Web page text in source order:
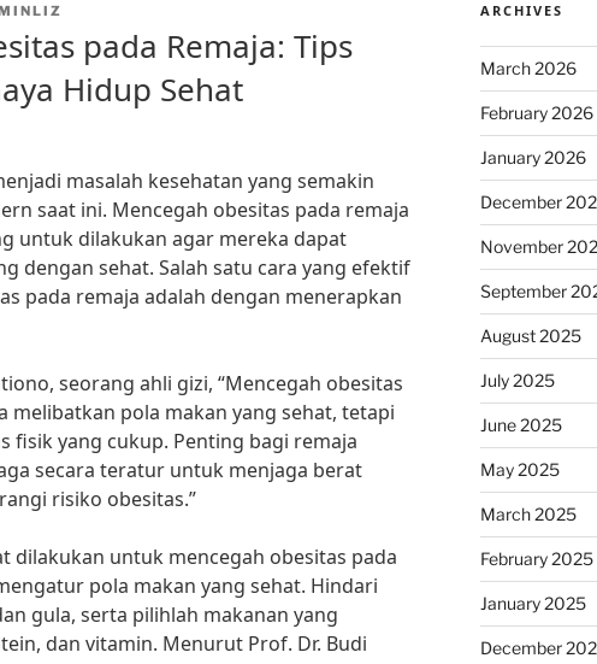
pada Remaja: Tips
Hidup Sehat
masalah kesehatan yang semakin
saat ini. Mencegah obesitas pada remaja
untuk dilakukan agar mereka dapat
dengan sehat. Salah satu cara yang efektif
pada remaja adalah dengan menerapkan
seorang ahli gizi, “Mencegah obesitas
melibatkan pola makan yang sehat, tetapi
fisik yang cukup. Penting bagi remaja
secara teratur untuk menjaga berat
risiko obesitas.”
dilakukan untuk mencegah obesitas pada
pola makan yang sehat. Hindari
gula, serta pilihlah makanan yang
dan vitamin. Menurut Prof. Dr. Budi
ARCHIVES
March 2026
February 2026
January 2026
December
November
September
August 2025
July 2025
June 2025
May 2025
March 2025
February 2025
January 2025
December